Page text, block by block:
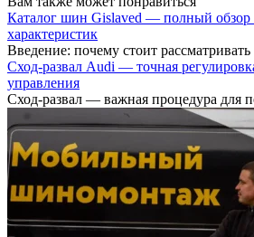
Каталог шин Gislaved — полный обзор
характеристик
Введение: почему стоит
Сход-развал Audi — точная
управления
Сход-развал — важная процедура для